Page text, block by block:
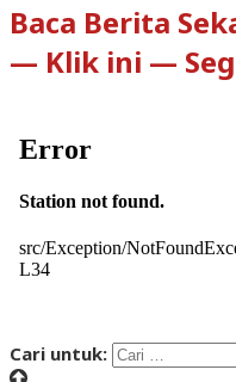
Baca Berita
— Klik ini —
Cari untuk: